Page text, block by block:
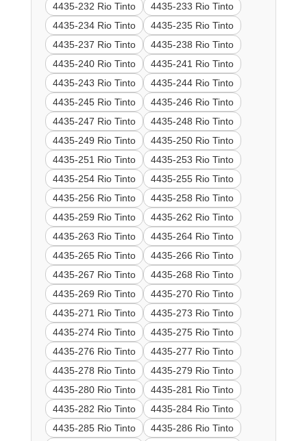
4435-232 Rio Tinto
4435-233 Rio Tinto
4435-234 Rio Tinto
4435-235 Rio Tinto
4435-237 Rio Tinto
4435-238 Rio Tinto
4435-240 Rio Tinto
4435-241 Rio Tinto
4435-243 Rio Tinto
4435-244 Rio Tinto
4435-245 Rio Tinto
4435-246 Rio Tinto
4435-247 Rio Tinto
4435-248 Rio Tinto
4435-249 Rio Tinto
4435-250 Rio Tinto
4435-251 Rio Tinto
4435-253 Rio Tinto
4435-254 Rio Tinto
4435-255 Rio Tinto
4435-256 Rio Tinto
4435-258 Rio Tinto
4435-259 Rio Tinto
4435-262 Rio Tinto
4435-263 Rio Tinto
4435-264 Rio Tinto
4435-265 Rio Tinto
4435-266 Rio Tinto
4435-267 Rio Tinto
4435-268 Rio Tinto
4435-269 Rio Tinto
4435-270 Rio Tinto
4435-271 Rio Tinto
4435-273 Rio Tinto
4435-274 Rio Tinto
4435-275 Rio Tinto
4435-276 Rio Tinto
4435-277 Rio Tinto
4435-278 Rio Tinto
4435-279 Rio Tinto
4435-280 Rio Tinto
4435-281 Rio Tinto
4435-282 Rio Tinto
4435-284 Rio Tinto
4435-285 Rio Tinto
4435-286 Rio Tinto